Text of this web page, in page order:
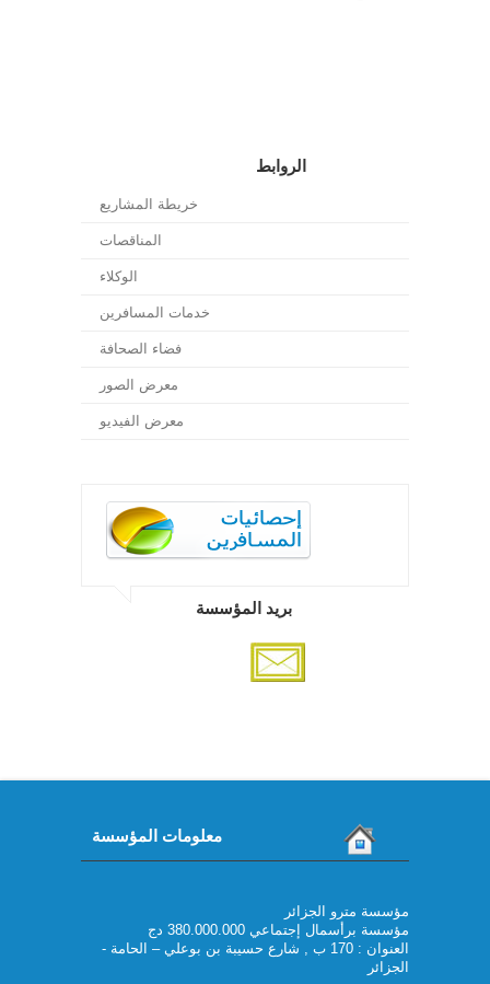
الروابط
خريطة المشاريع
المناقصات
الوكلاء
خدمات المسافرين
فضاء الصحافة
معرض الصور
معرض الفيديو
بريد المؤسسة
معلومات المؤسسة
مؤسسة مترو الجزائر
مؤسسة برأسمال إجتماعي 380.000.000 دج
العنوان : 170 ب , شارع حسيبة بن بوعلي – الحامة -
الجزائر